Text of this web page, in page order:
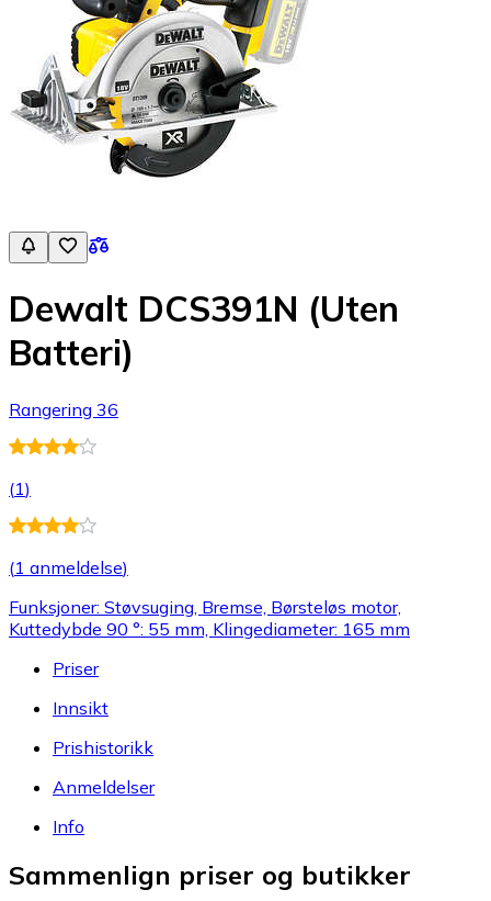
Dewalt DCS391N (Uten
Batteri)
Rangering 36
(1)
(1 anmeldelse)
Funksjoner: Støvsuging, Bremse, Børsteløs motor,
Kuttedybde 90 °: 55 mm, Klingediameter: 165 mm
Priser
Innsikt
Prishistorikk
Anmeldelser
Info
Sammenlign priser og butikker